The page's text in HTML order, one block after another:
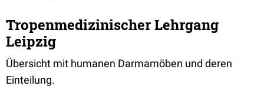
Tropenmedizinischer Lehrgang
Leipzig
Übersicht mit humanen Darmamöben und deren
Einteilung.